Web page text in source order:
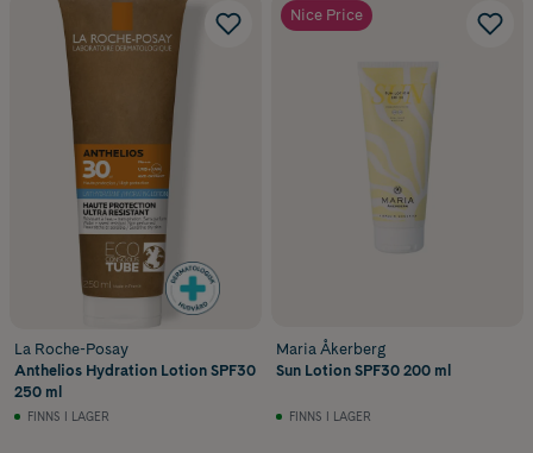
La Roche-Posay
Anthelios Hydration Lotion SPF30
250 ml
FINNS I LAGER
Nice Price
Maria Åkerberg
Sun Lotion SPF30 200 ml
FINNS I LAGER